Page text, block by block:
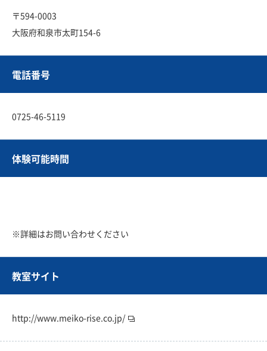
〒594-0003
大阪府和泉市太町154-6
電話番号
0725-46-5119
体験可能時間
※詳細はお問い合わせください
教室サイト
http://www.meiko-rise.co.jp/